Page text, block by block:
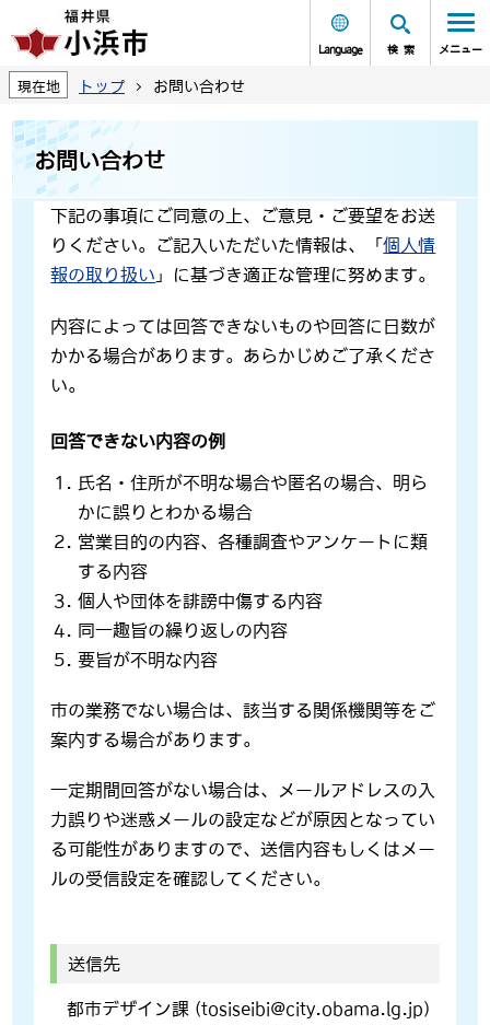
Language 検索 メニュー
現在地 トップ お問い合わせ
お問い合わせ
下記の事項にご同意の上、ご意見・ご要望をお送
りください。ご記入いただいた情報は、「個人情
報の取り扱い 」に基づき適正な管理に努めます。
内容によっては回答できないものや回答に日数が
かかる場合があります。あらかじめご了承くださ
い。
回答できない内容の例
氏名・住所が不明な場合や匿名の場合、明ら
かに誤りとわかる場合
営業目的の内容、各種調査やアンケートに類
する内容
個人や団体を誹謗中傷する内容
同一趣旨の繰り返しの内容
要旨が不明な内容
市の業務でない場合は、該当する関係機関等をご
案内する場合があります。
一定期間回答がない場合は、メールアドレスの入
力誤りや迷惑メールの設定などが原因となってい
る可能性がありますので、送信内容もしくはメー
ルの受信設定を確認してください。
送信先
都市デザイン課 (tosiseibi@city.obama.lg.jp)